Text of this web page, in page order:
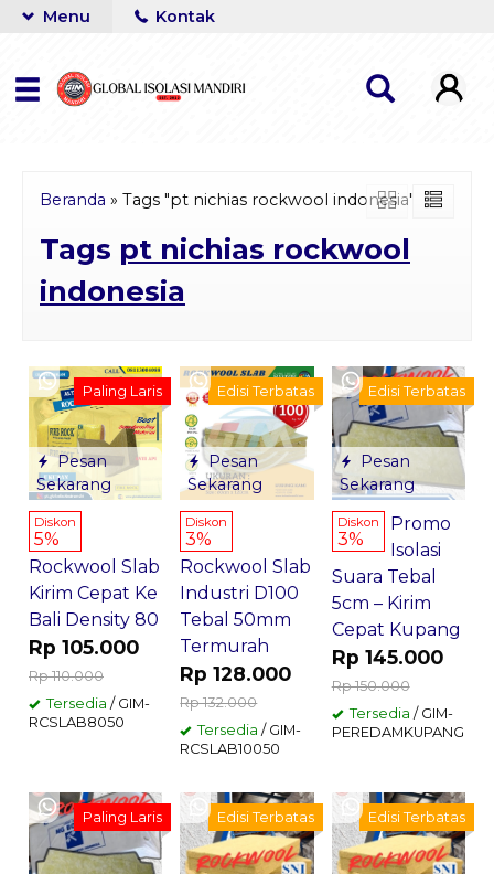
Menu Kontak
Beranda » Tags "pt nichias rockwool indonesia"
Tags pt nichias rockwool
indonesia
Pesan
Sekarang
Paling Laris
Diskon
5%
Rockwool Slab
Kirim Cepat Ke
Bali Density 80
Rp 105.000
Rp 110.000
Tersedia / GIM-
RCSLAB8050
Pesan
Sekarang
Edisi Terbatas
Diskon
3%
Rockwool Slab
Industri D100
Tebal 50mm
Termurah
Rp 128.000
Rp 132.000
Tersedia / GIM-
RCSLAB10050
Pesan
Sekarang
Edisi Terbatas
Diskon
3%
Promo
Isolasi
Suara Tebal
5cm – Kirim
Cepat Kupang
Rp 145.000
Rp 150.000
Tersedia / GIM-
PEREDAMKUPANG
Paling Laris Edisi Terbatas Edisi Terbatas